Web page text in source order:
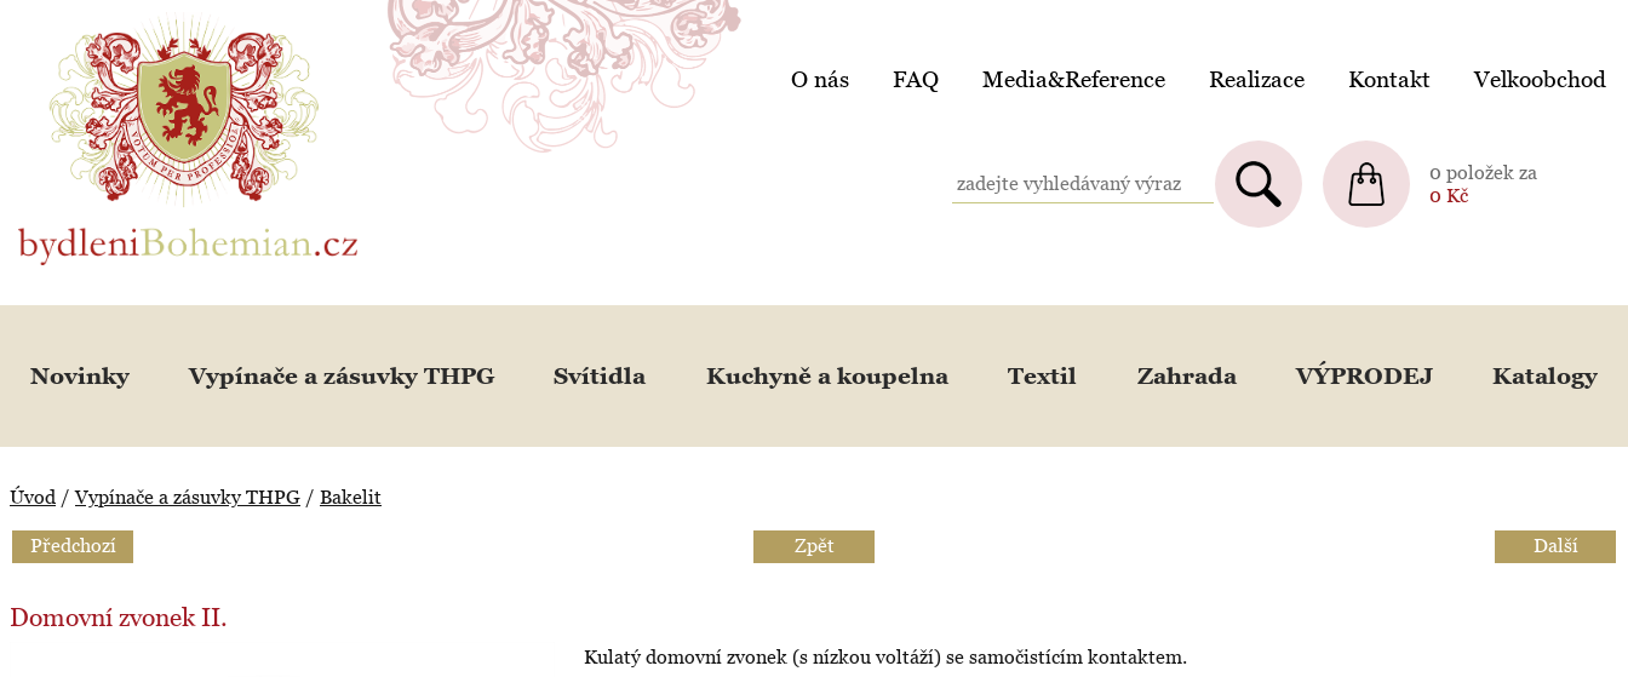
BydleniBohemian.cz
O nás FAQ Media&Reference Realizace Kontakt Velkoobchod
0 položek za
0 Kč
Novinky Vypínače a zásuvky THPG Svítidla Kuchyně a koupelna Textil Zahrada VÝPRODEJ Katalogy
Úvod /Vypínače a zásuvky THPG / Bakelit
Předchozí Zpět Další
Domovní zvonek II.
Kulatý domovní zvonek (s nízkou voltáží) se samočistícím kontaktem.